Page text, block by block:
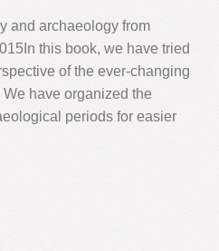
the
Ages
and archaeology from
this book, we have tried
of the ever-changing
have organized the
periods for easier